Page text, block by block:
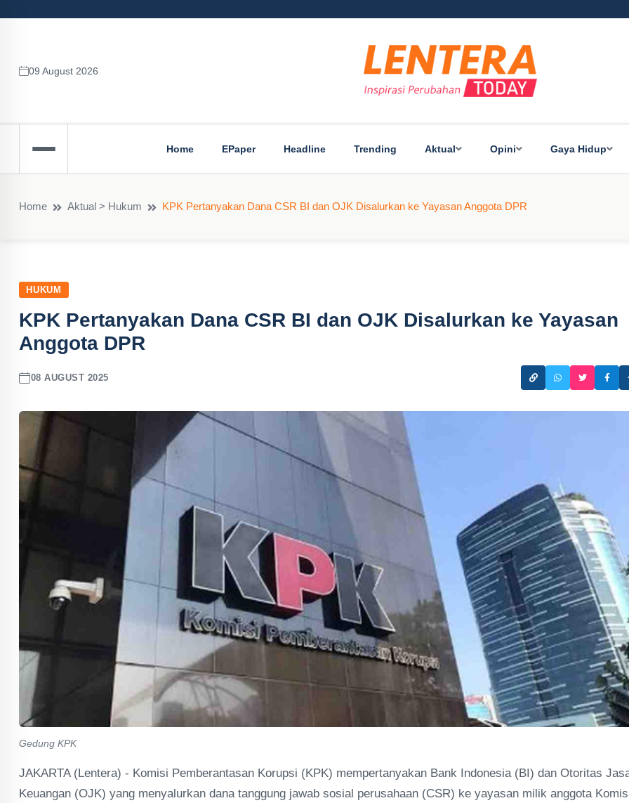
09 August 2026
Home EPaper Headline Trending Aktual Opini Gaya Hidup
Home Aktual > Hukum KPK Pertanyakan Dana CSR BI dan OJK Disalurkan ke Yayasan Anggota DPR
HUKUM
KPK Pertanyakan Dana CSR BI dan OJK Disalurkan ke Yayasan
Anggota DPR
08 AUGUST 2025
Gedung KPK
JAKARTA (Lentera) - Komisi Pemberantasan Korupsi (KPK) mempertanyakan Bank Indonesia (BI) dan Otoritas
Keuangan (OJK) yang menyalurkan dana tanggung jawab sosial perusahaan (CSR) ke yayasan milik anggota